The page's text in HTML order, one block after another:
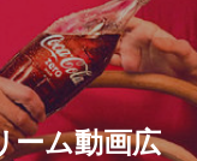
ーム動画広